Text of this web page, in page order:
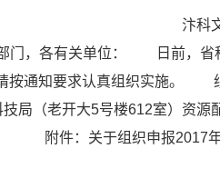
汴科
门，各有关单位：
日前，省科
通知要求认真组织实施。
纸
局（老开大5号楼612室）资源
附件：关于组织申报2017年